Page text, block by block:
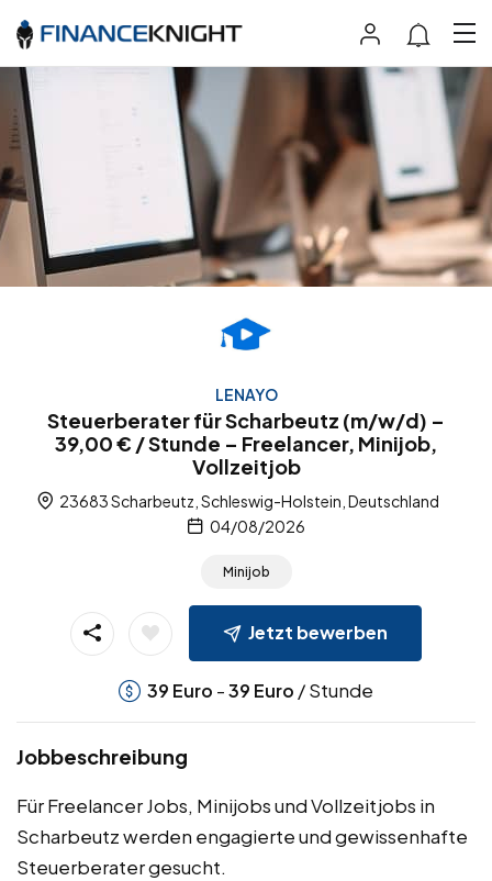
LENAYO
Steuerberater für Scharbeutz (m/w/d) –
39,00 € / Stunde – Freelancer, Minijob,
Vollzeitjob
23683 Scharbeutz, Schleswig-Holstein, Deutschland
04/08/2026
Minijob
Jetzt bewerben
39 Euro -39 Euro / Stunde
Jobbeschreibung
Für Freelancer Jobs, Minijobs und Vollzeitjobs in
Scharbeutz werden engagierte und gewissenhafte
Steuerberater gesucht.